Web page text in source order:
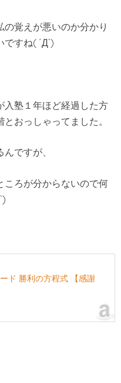
覚えが悪いのか分かり
ですね( ´Д`)
入塾１年ほど経過した方
おっしゃってました。
ですが、
ころが分からないので何
ド 勝利の方程式 【感謝